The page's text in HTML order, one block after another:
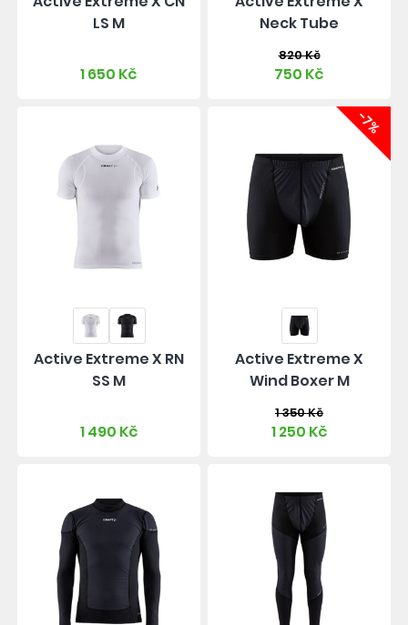
LS M
1 650 Kč
Neck Tube
820 Kč
750 Kč
Active Extreme X RN
SS M
1 490 Kč
-7%
Active Extreme X
Wind Boxer M
1 350 Kč
1 250 Kč